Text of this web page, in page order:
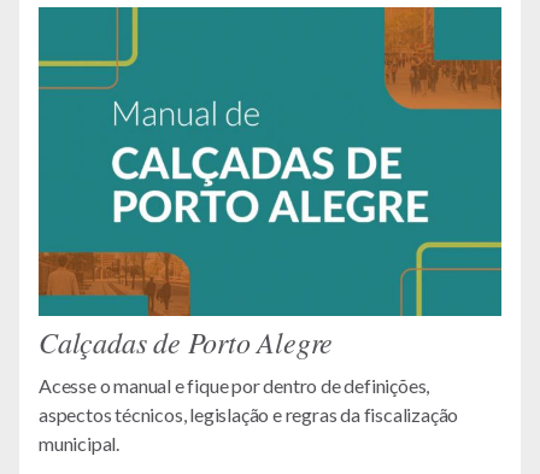
Calçadas de Porto Alegre
Acesse o manual e fique por dentro de definições,
aspectos técnicos, legislação e regras da fiscalização
municipal.